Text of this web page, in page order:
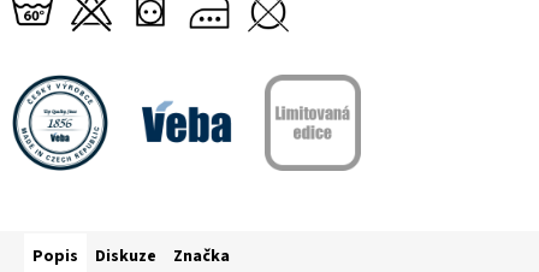
Popis Diskuze Značka